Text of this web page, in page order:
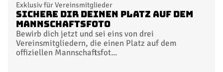
Exklusiv für Vereinsmitglieder
Sichere dir deinen Platz auf dem
Mannschaftsfoto
Bewirb dich jetzt und sei eins von drei
Vereinsmitgliedern, die einen Platz auf dem
offiziellen Mannschaftsfot...